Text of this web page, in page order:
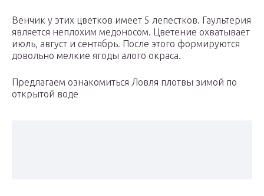
Венчик у этих цветков имеет 5 лепестков. Гаультерия
является неплохим медоносом. Цветение охватывает
июль, август и сентябрь. После этого формируются
довольно мелкие ягоды алого окраса.
Предлагаем ознакомиться Ловля плотвы зимой по
открытой воде